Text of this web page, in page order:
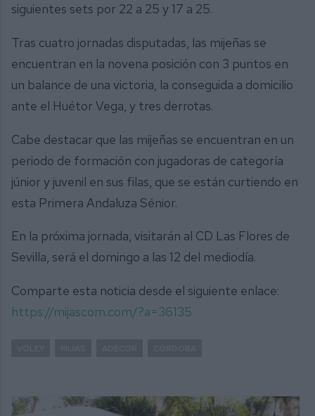
siguientes sets por 22 a 25 y 17 a 25.
Tras cuatro jornadas disputadas, las mijeñas se
encuentran en la novena posición con 3 puntos en
un balance de una victoria, la conseguida a domicilio
ante el Huétor Vega, y tres derrotas.
Cabe destacar que las mijeñas se encuentran en un
periodo de formación con jugadoras de categoría
júnior y juvenil en sus filas, que se están curtiendo en
esta Primera Andaluza Sénior.
En la próxima jornada, visitarán al CD Las Flores de
Sevilla, será el domingo a las 12 del mediodía.
Comparte esta noticia desde el siguiente enlace:
https://mijascom.com/?a=36135